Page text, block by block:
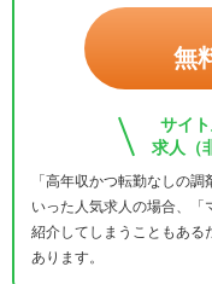
無
サイ
求人（
「高年収かつ転勤なしの
いった人気求人の場合、
紹介してしまうこともある
あります。